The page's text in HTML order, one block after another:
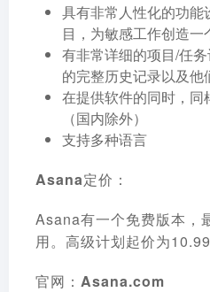
具有非常人性化的功
目，为敏感工作创造一
有非常详细的项目/任
的完整历史记录以及他
在提供软件的同时，
（国内除外）
支持多种语言
Asana定价：
Asana有一个免费版本，
用。高级计划起价为10.99
官网： Asana.com